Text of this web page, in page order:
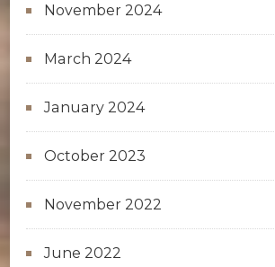
November 2024
March 2024
January 2024
October 2023
November 2022
June 2022